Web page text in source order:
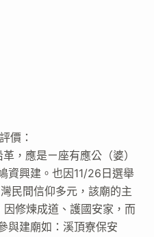
價：
，應是ㄧ座有應公（婆）
資興建。也因11/26日選舉
民間信仰多元，該廟的主
修煉成道、護國安家，而
與建廟如：溪頂寮保安